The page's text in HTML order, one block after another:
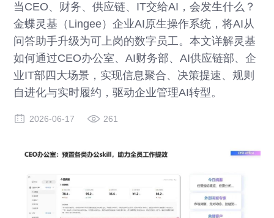
当CEO、财务、供应链、IT交给AI，会发生什么？
金蝶灵基（Lingee）企业AI原生操作系统，将AI从
问答助手升级为可上岗的数字员工。本文详解灵基
如何通过CEO办公室、AI财务部、AI供应链部、企
业IT部四大场景，实现信息聚合、决策提速、规则
自进化与实时履约，驱动企业管理AI转型。
2026-06-17 261